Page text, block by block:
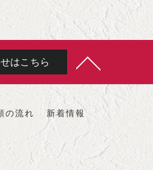
はこちら
の流れ
新着情報